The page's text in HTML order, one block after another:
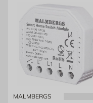
MALMBERGS